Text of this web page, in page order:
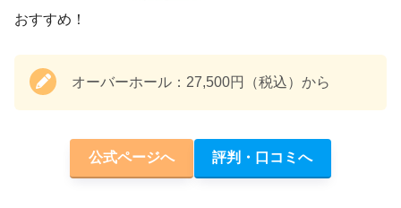
おすすめ！
オーバーホール：27,500円（税込）から
公式ページへ 評判・口コミへ